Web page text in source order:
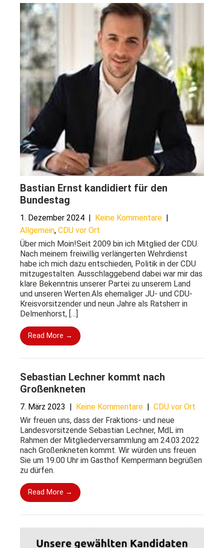
Bastian Ernst kandidiert für den
Bundestag
1. Dezember 2024 | Keine Kommentare |
Allgemein, CDU vor Ort
Über mich Moin!Seit 2009 bin ich Mitglied der CDU.
Nach meinem freiwillig verlängerten Wehrdienst
habe ich mich dazu entschieden, Politik in der CDU
mitzugestalten. Ausschlaggebend dabei war mir das
klare Bekenntnis unserer Partei zu unserem Land
und unseren Werten.Als ehemaliger JU- und CDU-
Kreisvorsitzender und neun Jahre als Ratsherr in
Delmenhorst, […]
Read More →
Sebastian Lechner kommt nach
Großenkneten
7. März 2023 | Keine Kommentare | CDU vor Ort
Wir freuen uns, dass der Fraktions- und neue
Landesvorsitzende Sebastian Lechner, MdL im
Rahmen der Mitgliederversammlung am 24.03.2022
nach Großenkneten kommt. Wir würden uns freuen
Sie um 19.00 Uhr im Gasthof Kempermann begrüßen
zu dürfen.
Read More →